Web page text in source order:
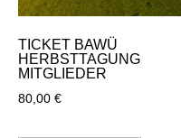
TICKET BAWÜ
HERBSTTAGUNG
MITGLIEDER
80,00 €